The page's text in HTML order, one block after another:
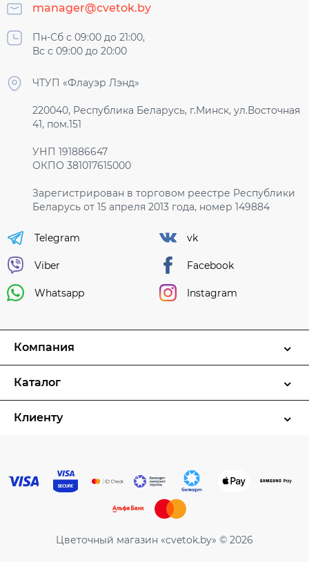
manager@cvetok.by
Пн-Сб с 09:00 до 21:00,
Вс с 09:00 до 20:00
ЧТУП «Флауэр Лэнд»
220040, Республика Беларусь, г.Минск, ул.Восточная
41, пом.151
УНП 191886647
ОКПО 381017615000
Зарегистрирован в торговом реестре Республики
Беларусь от 15 апреля 2013 года, номер 149884
Telegram
Viber
Whatsapp
vk
Facebook
Instagram
Компания
Каталог
Клиенту
Цветочный магазин «cvetok.by» © 2026